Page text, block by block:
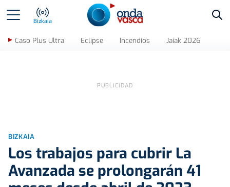
Bizkaia
Caso Plus Ultra Eclipse Incendios Jaiak 2026
BIZKAIA
Los trabajos para cubrir La
Avanzada se prolongarán 41